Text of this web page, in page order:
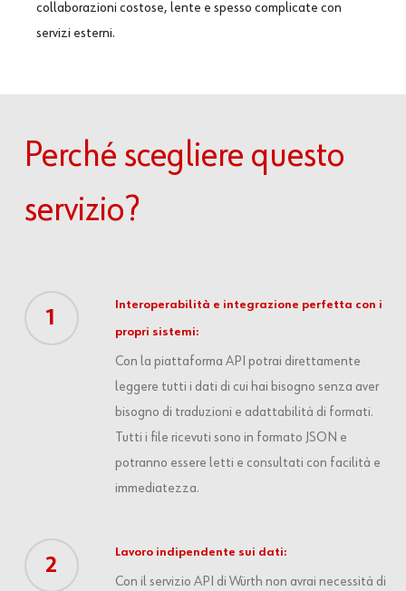
collaborazioni costose, lente e spesso complicate con
servizi esterni.
Perché scegliere questo
servizio?
1
Interoperabilità e integrazione perfetta con i
propri sistemi:
Con la piattaforma API potrai direttamente
leggere tutti i dati di cui hai bisogno senza aver
bisogno di traduzioni e adattabilità di formati.
Tutti i file ricevuti sono in formato JSON e
potranno essere letti e consultati con facilità e
immediatezza.
2
Lavoro indipendente sui dati:
Con il servizio API di Würth non avrai necessità di